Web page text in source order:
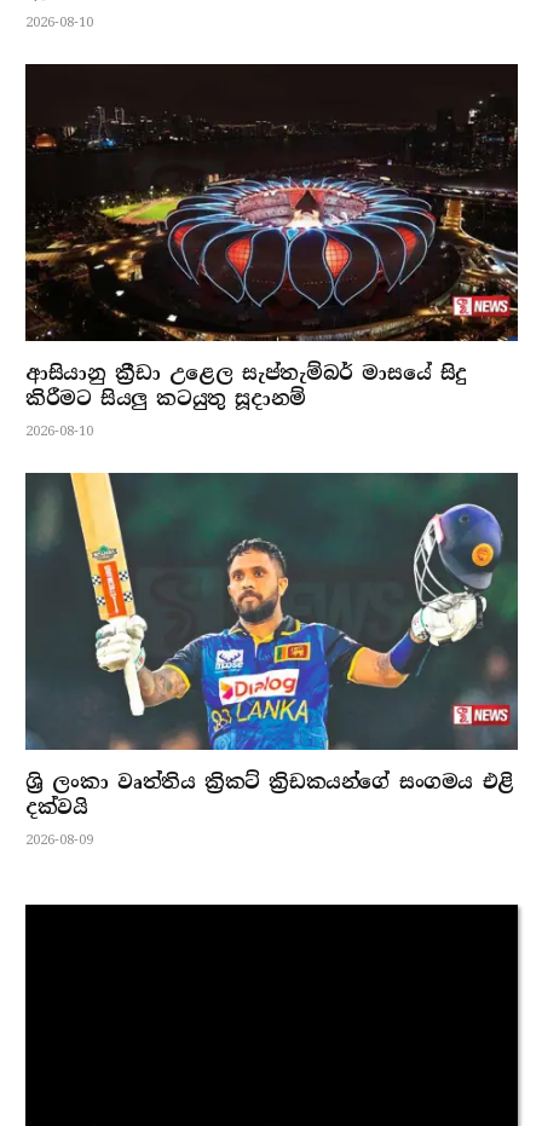
2026-08-10
ආසියානු ක්‍රීඩා උළෙල සැප්තැම්බර් මාසයේ සිදු
කිරීමට සියලු කටයුතු සූදානම්
2026-08-10
ශ්‍රි ලංකා වෘත්තිය ක්‍රිකට් ක්‍රිඩකයන්ගේ සංගමය එළි
දක්වයි
2026-08-09